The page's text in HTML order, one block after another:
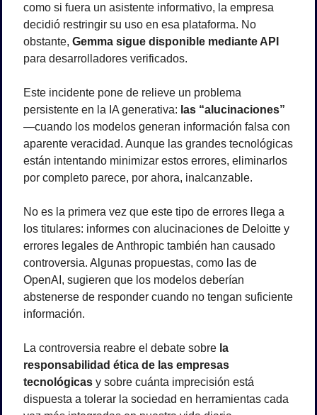
como si fuera un asistente informativo, la empresa
decidió restringir su uso en esa plataforma. No
obstante, Gemma sigue disponible mediante API
para desarrolladores verificados.
Este incidente pone de relieve un problema
persistente en la IA generativa: las “alucinaciones”
—cuando los modelos generan información falsa con
aparente veracidad. Aunque las grandes tecnológicas
están intentando minimizar estos errores, eliminarlos
por completo parece, por ahora, inalcanzable.
No es la primera vez que este tipo de errores llega a
los titulares: informes con alucinaciones de Deloitte y
errores legales de Anthropic también han causado
controversia. Algunas propuestas, como las de
OpenAI, sugieren que los modelos deberían
abstenerse de responder cuando no tengan suficiente
información.
La controversia reabre el debate sobre la
responsabilidad ética de las empresas
tecnológicas y sobre cuánta imprecisión está
dispuesta a tolerar la sociedad en herramientas cada